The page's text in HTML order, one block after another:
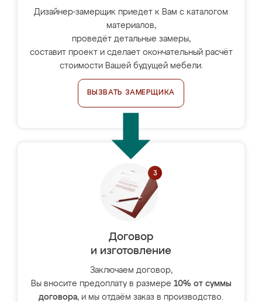
Дизайнер-замерщик приедет к Вам с каталогом
материалов,
проведёт детальные замеры,
составит проект и сделает окончательный расчёт
стоимости Вашей будущей мебели.
ВЫЗВАТЬ ЗАМЕРЩИКА
Договор
и изготовление
Заключаем договор,
Вы вносите предоплату в размере 10% от суммы
договора, и мы отдаём заказ в производство.